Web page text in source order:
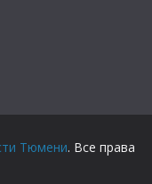
Тюмени. Все права